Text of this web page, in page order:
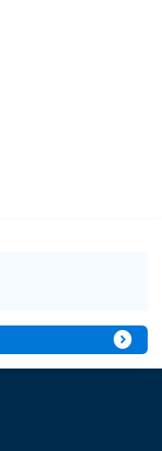
expand_circle_right